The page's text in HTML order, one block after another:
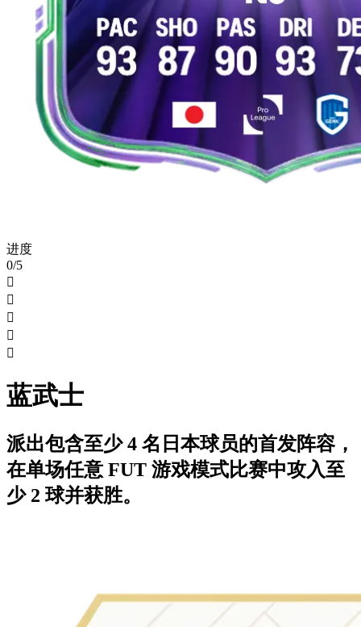
进度
0/5





蓝武士
派出包含至少 4 名日本球员的首发阵容，
在单场任意 FUT 游戏模式比赛中攻入至
少 2 球并获胜。